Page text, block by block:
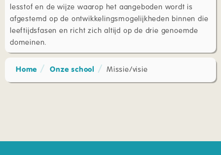
lesstof en de wijze waarop het aangeboden wordt is
afgestemd op de ontwikkelingsmogelijkheden binnen die
leeftijdsfasen en richt zich altijd op de drie genoemde
domeinen.
Home Onze school Missie/visie